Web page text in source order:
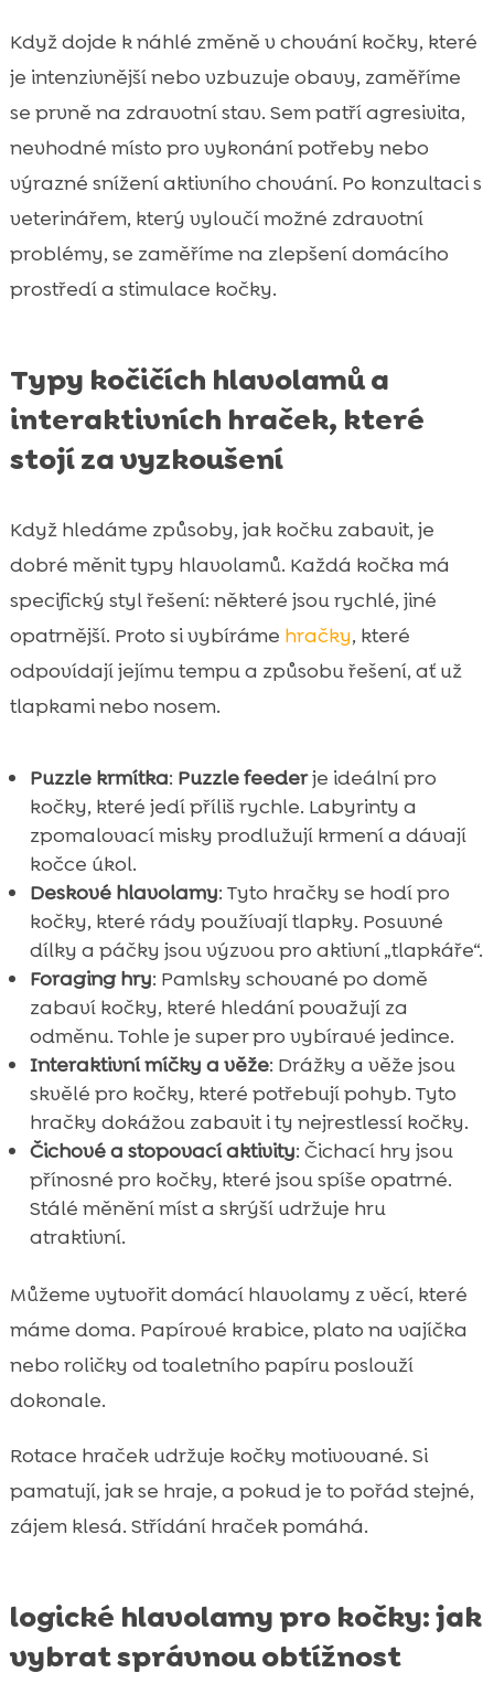
Když dojde k náhlé změně v chování kočky, které
je intenzivnější nebo vzbuzuje obavy, zaměříme
se prvně na zdravotní stav. Sem patří agresivita,
nevhodné místo pro vykonání potřeby nebo
výrazné snížení aktivního chování. Po konzultaci s
veterinářem, který vyloučí možné zdravotní
problémy, se zaměříme na zlepšení domácího
prostředí a stimulace kočky.
Typy kočičích hlavolamů a
interaktivních hraček, které
stojí za vyzkoušení
Když hledáme způsoby, jak kočku zabavit, je
dobré měnit typy hlavolamů. Každá kočka má
specifický styl řešení: některé jsou rychlé, jiné
opatrnější. Proto si vybíráme hračky, které
odpovídají jejímu tempu a způsobu řešení, ať už
tlapkami nebo nosem.
Puzzle krmítka: Puzzle feederje ideální pro
kočky, které jedí příliš rychle. Labyrinty a
zpomalovací misky prodlužují krmení a dávají
kočce úkol.
Deskové hlavolamy: Tyto hračky se hodí pro
kočky, které rády používají tlapky. Posuvné
dílky a páčky jsou výzvou pro aktivní „tlapkáře“.
Foraging hry: Pamlsky schované po domě
zabaví kočky, které hledání považují za
odměnu. Tohle je super pro vybíravé jedince.
Interaktivní míčky a věže: Drážky a věže jsou
skvělé pro kočky, které potřebují pohyb. Tyto
hračky dokážou zabavit i ty nejrestlessí kočky.
Čichové a stopovací aktivity: Čichací hry jsou
přínosné pro kočky, které jsou spíše opatrné.
Stálé měnění míst a skrýší udržuje hru
atraktivní.
Můžeme vytvořit domácí hlavolamy z věcí, které
máme doma. Papírové krabice, plato na vajíčka
nebo roličky od toaletního papíru poslouží
dokonale.
Rotace hraček udržuje kočky motivované. Si
pamatují, jak se hraje, a pokud je to pořád stejné,
zájem klesá. Střídání hraček pomáhá.
logické hlavolamy pro kočky: jak
vybrat správnou obtížnost